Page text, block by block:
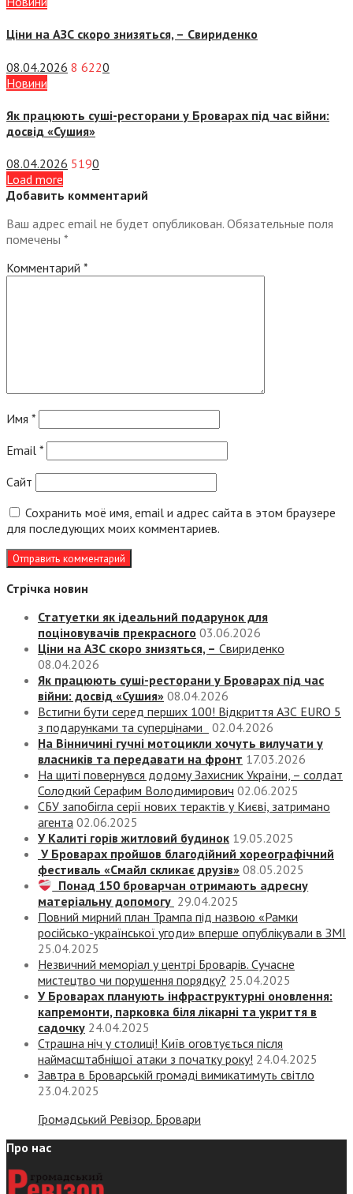
Ціни на АЗС скоро знизяться, – Свириденко
08.04.2026 8 6220
Новини
Як працюють суші-ресторани у Броварах під час війни:
досвід «Сушия»
08.04.2026 5190
Load more
Добавить комментарий
Ваш адрес email не будет опубликован. Обязательные поля
помечены *
Комментарий *
Имя *
Email *
Сайт
Сохранить моё имя, email и адрес сайта в этом браузере
для последующих моих комментариев.
Стрічка новин
Статуетки як ідеальний подарунок для
поціновувачів прекрасного 03.06.2026
Ціни на АЗС скоро знизяться, – Свириденко
08.04.2026
Як працюють суші-ресторани у Броварах під час
війни: досвід «Сушия» 08.04.2026
Встигни бути серед перших 100! Відкриття АЗС EURO 5
з подарунками та суперцінами
02.04.2026
На Вінничині гучні мотоцикли хочуть вилучати у
власників та передавати на фронт 17.03.2026
На щиті повернувся додому Захисник України, – солдат
Солодкий Серафим Володимирович 02.06.2025
СБУ запобігла серії нових терактів у Києві, затримано
агента 02.06.2025
У Калиті горів житловий будинок 19.05.2025
У Броварах пройшов благодійний хореографічний
фестиваль «Смайл скликає друзів» 08.05.2025
Понад 150 броварчан отримають адресну
матеріальну допомогу 29.04.2025
Повний мирний план Трампа під назвою «‎Рамки
російсько-української угоди» вперше опублікували в ЗМІ
25.04.2025
Незвичний меморіал у центрі Броварів. Сучасне
мистецтво чи порушення порядку? 25.04.2025
У Броварах планують інфраструктурні оновлення:
капремонти, парковка біля лікарні та укриття в
садочку 24.04.2025
Страшна ніч у столиці! Київ оговтується після
наймасштабнішої атаки з початку року! 24.04.2025
Завтра в Броварській громаді вимикатимуть світло
23.04.2025
Громадський Ревізор. Бровари
Про нас